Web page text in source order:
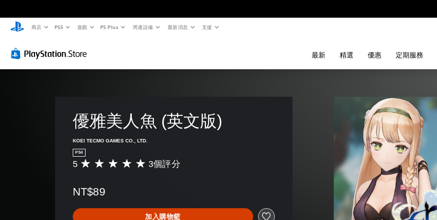
商店 PS5 遊戲 PS Plus 周邊設備 最新消息 支援
最新 精選 優惠 定期服務
優雅美人魚 (英文版)
KOEI TECMO GAMES CO., LTD.
PS4
平
分
5
5 3個評分
NT$89
加入購物籃